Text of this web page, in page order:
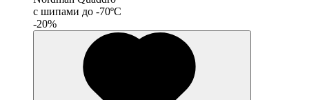
с шипами до -70ºС
-20%